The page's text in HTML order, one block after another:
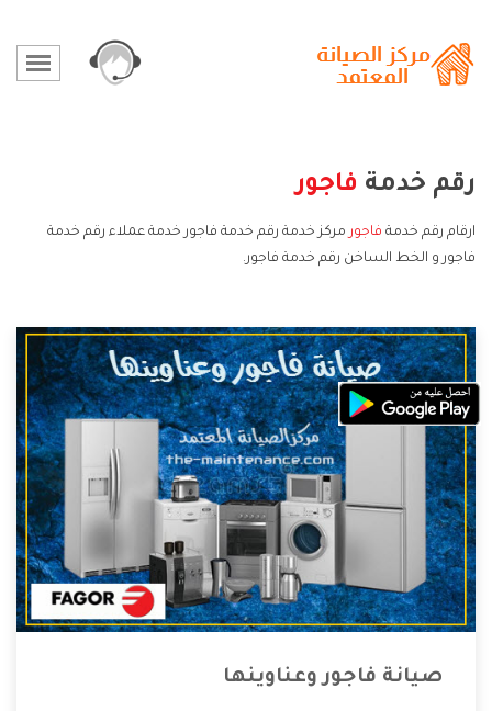
رقم خدمة فاجور
ارقام رقم خدمة فاجور مركز خدمة رقم خدمة فاجور خدمة عملاء رقم خدمة
فاجور و الخط الساخن رقم خدمة فاجور.
صيانة فاجور وعناوينها